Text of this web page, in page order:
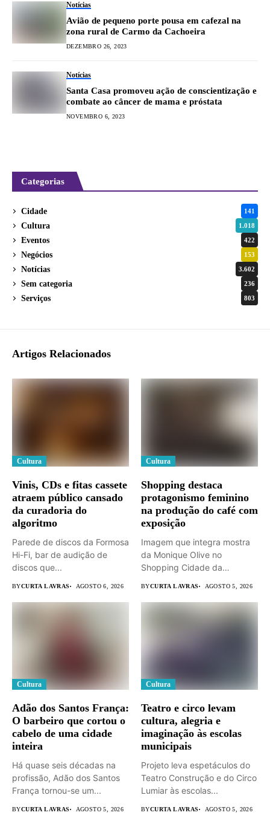
Notícias
Avião de pequeno porte pousa em cafezal na
zona rural de Carmo da Cachoeira
DEZEMBRO 26, 2023
Notícias
Santa Casa promoveu ação de conscientização e
combate ao câncer de mama e próstata
NOVEMBRO 6, 2023
Categorias
Cidade 141
Cultura 1.018
Eventos 422
Negócios 153
Notícias 3.602
Sem categoria 236
Serviços 803
Artigos Relacionados
Cultura
Vinis, CDs e fitas cassete
atraem público cansado
da curadoria do
algoritmo
Parede de discos da Formosa
Hi-Fi, bar de audição de
discos que...
BYCURTA LAVRAS AGOSTO 6, 2026
Cultura
Shopping destaca
protagonismo feminino
na produção do café com
exposição
Imagem que integra mostra
da Monique Olive no
Shopping Cidade da
BYCURTA LAVRAS AGOSTO 5, 2026
Cultura
Adão dos Santos França:
O barbeiro que cortou o
cabelo de uma cidade
inteira
Há quase seis décadas na
profissão, Adão dos Santos
França tornou-se um...
BYCURTA LAVRAS AGOSTO 5, 2026
Cultura
Teatro e circo levam
cultura, alegria e
imaginação às escolas
municipais
Projeto leva espetáculos do
Teatro Construção e do Circo
Lumiar às escolas...
BYCURTA LAVRAS AGOSTO 5, 2026